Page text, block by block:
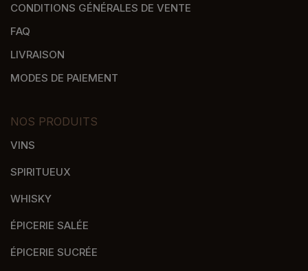
CONDITIONS GÉNÉRALES DE VENTE
FAQ
LIVRAISON
MODES DE PAIEMENT
NOS PRODUITS
VINS
SPIRITUEUX
WHISKY
ÉPICERIE SALÉE
ÉPICERIE SUCRÉE